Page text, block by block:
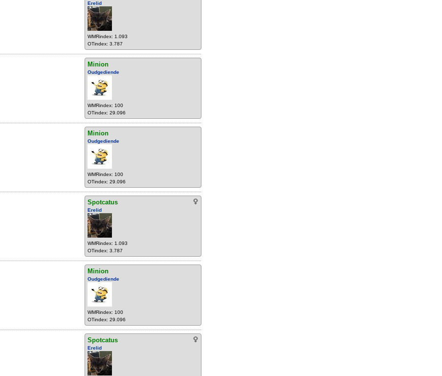
Erelid
WMRindex: 1.093
OTindex: 3.787
Minion
Oudgediende
WMRindex: 100
OTindex: 29.096
Minion
Oudgediende
WMRindex: 100
OTindex: 29.096
Spotcatus
Erelid
WMRindex: 1.093
OTindex: 3.787
Minion
Oudgediende
WMRindex: 100
OTindex: 29.096
Spotcatus
Erelid